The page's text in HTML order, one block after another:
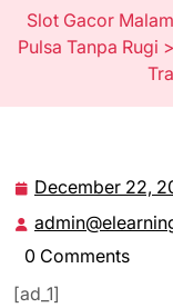
Slot Gacor
Pulsa Tanpa Rugi
December 22,
0 Comments
[ad_1]